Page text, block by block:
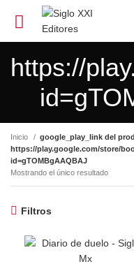
https://
Inicio
google_play_link del
https://play.google.com/store/
id=gTOMBgAAQBAJ
Mostrando el único resultado
Filtros